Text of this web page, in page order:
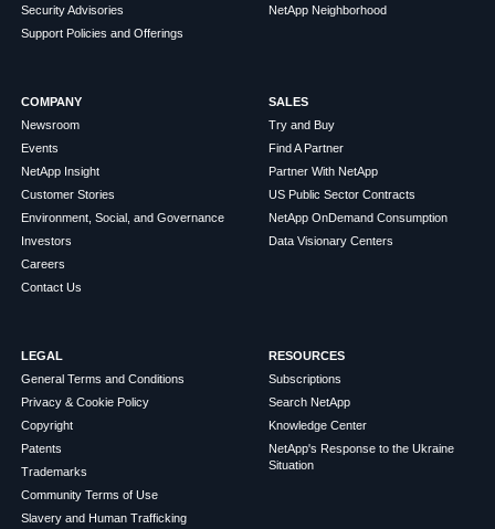
Security Advisories
Support Policies and Offerings
NetApp Neighborhood
COMPANY
Newsroom
Events
NetApp Insight
Customer Stories
Environment, Social, and Governance
Investors
Careers
Contact Us
SALES
Try and Buy
Find A Partner
Partner With NetApp
US Public Sector Contracts
NetApp OnDemand Consumption
Data Visionary Centers
LEGAL
General Terms and Conditions
Privacy & Cookie Policy
Copyright
Patents
Trademarks
Community Terms of Use
Slavery and Human Trafficking
RESOURCES
Subscriptions
Search NetApp
Knowledge Center
NetApp's Response to the Ukraine
Situation